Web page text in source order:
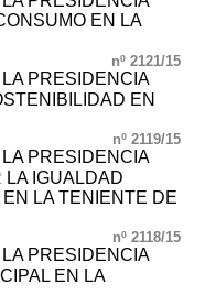
EN LA
nº 2121/15
PRESIDENCIA
EN
nº 2119/15
PRESIDENCIA
LA IGUALDAD
LA TENIENTE DE
nº 2118/15
PRESIDENCIA
EN LA